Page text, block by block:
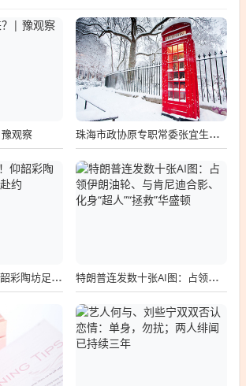
观察 珠海市政协原专职常委张宜生被查
599元两天一晚！仰韶彩陶坊足球嘉年华邀您赴约 特朗普连发数十张AI图：占领伊朗油轮、与肯尼迪合影、化身“超人”“拯救”华盛顿